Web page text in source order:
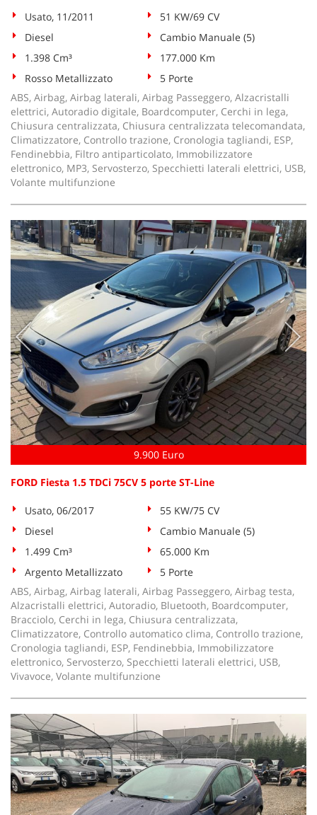
Usato, 11/2011
51 KW/69 CV
Diesel
Cambio Manuale (5)
1.398 Cm³
177.000 Km
Rosso Metallizzato
5 Porte
ABS, Airbag, Airbag laterali, Airbag Passeggero, Alzacristalli
elettrici, Autoradio digitale, Boardcomputer, Cerchi in lega,
Chiusura centralizzata, Chiusura centralizzata telecomandata,
Climatizzatore, Controllo trazione, Cronologia tagliandi, ESP,
Fendinebbia, Filtro antiparticolato, Immobilizzatore
elettronico, MP3, Servosterzo, Specchietti laterali elettrici, USB,
Volante multifunzione
9.900 Euro
FORD Fiesta 1.5 TDCi 75CV 5 porte ST-Line
Usato, 06/2017
55 KW/75 CV
Diesel
Cambio Manuale (5)
1.499 Cm³
65.000 Km
Argento Metallizzato
5 Porte
ABS, Airbag, Airbag laterali, Airbag Passeggero, Airbag testa,
Alzacristalli elettrici, Autoradio, Bluetooth, Boardcomputer,
Bracciolo, Cerchi in lega, Chiusura centralizzata,
Climatizzatore, Controllo automatico clima, Controllo trazione,
Cronologia tagliandi, ESP, Fendinebbia, Immobilizzatore
elettronico, Servosterzo, Specchietti laterali elettrici, USB,
Vivavoce, Volante multifunzione